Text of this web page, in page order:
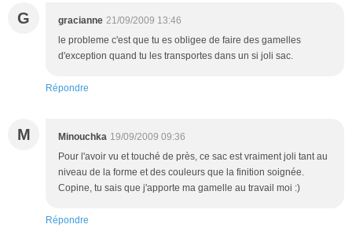
G gracianne 21/09/2009 13:46
le probleme c'est que tu es obligee de faire des gamelles
d'exception quand tu les transportes dans un si joli sac.
Répondre
M Minouchka 19/09/2009 09:36
Pour l'avoir vu et touché de près, ce sac est vraiment joli tant au
niveau de la forme et des couleurs que la finition soignée.
Copine, tu sais que j'apporte ma gamelle au travail moi :)
Répondre